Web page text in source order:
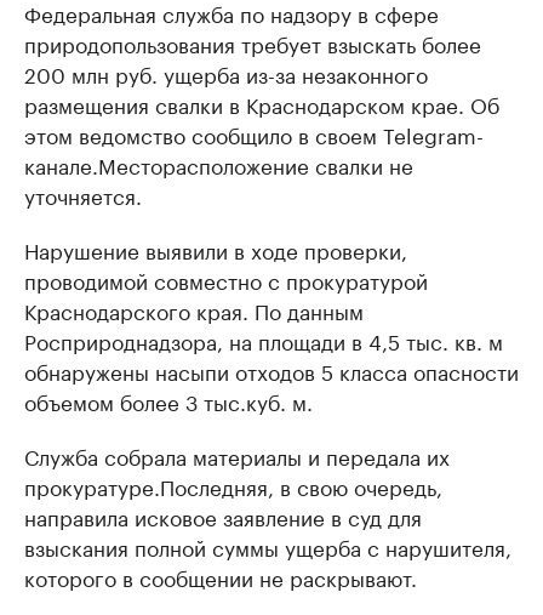
Федеральная служба по надзору в сфере
природопользования требует взыскать более
200 млн руб. ущерба из-за незаконного
размещения свалки в Краснодарском крае. Об
этом ведомство сообщило в своем Telegram-
канале.Месторасположение свалки не
уточняется.
Нарушение выявили в ходе проверки,
проводимой совместно с прокуратурой
Краснодарского края. По данным
Росприроднадзора, на площади в 4,5 тыс. кв. м
обнаружены насыпи отходов 5 класса опасности
объемом более 3 тыс.куб. м.
Служба собрала материалы и передала их
прокуратуре.Последняя, в свою очередь,
направила исковое заявление в суд для
взыскания полной суммы ущерба с нарушителя,
которого в сообщении не раскрывают.